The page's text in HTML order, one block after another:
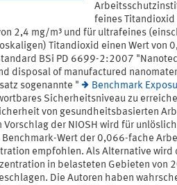
feines Titandioxid
2,4 mg/m³ und für ultrafeines
Titandioxid einen Wert von
BSi PD 6699-2:2007
disposal of manufactured
sogenannte "
Benchmark
Sicherheitsniveau zu
von gesundheitsbasierten
Vorschlag der NIOSH wird für
Wert der 0,066-fache
empfohlen. Als Alternative wird
in belasteten Gebieten von
Die Autoren haben